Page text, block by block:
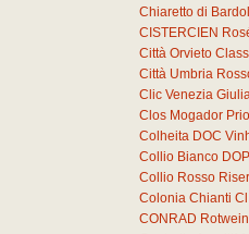
Chiaretto di
CISTERCIEN
Città Orvieto
Città Umbria
Clic Venezia
Clos Mogador
Colheita DOC
Collio Bianco
Collio Rosso
Colonia Chianti
CONRAD